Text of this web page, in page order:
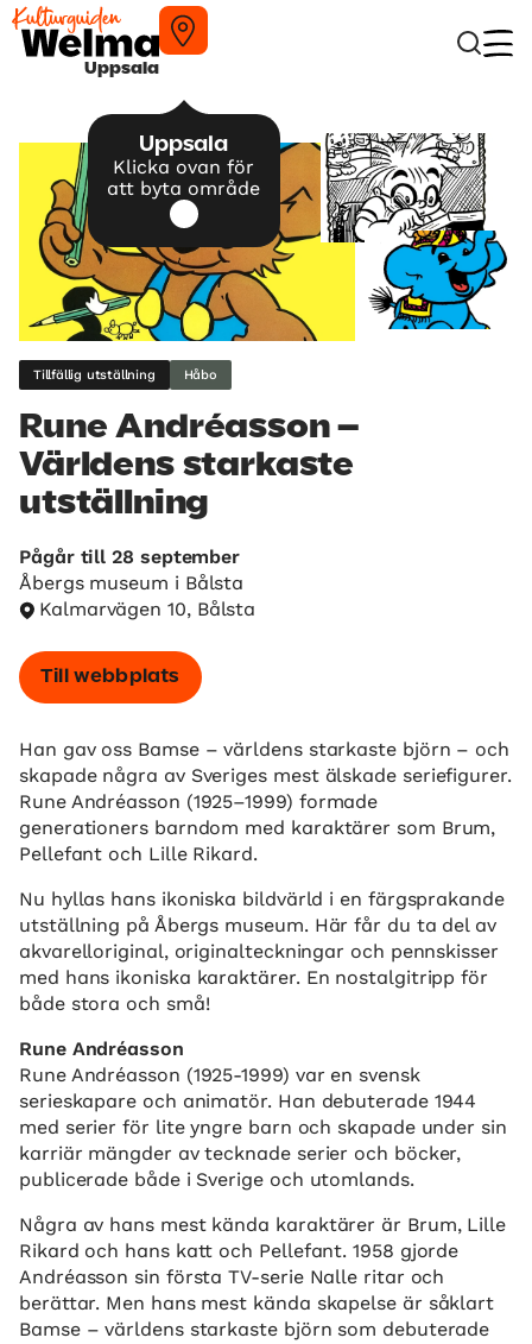
Uppsala
Uppsala
Klicka ovan för
att byta område
Tillfällig utställning Håbo
Rune Andréasson –
Världens starkaste
utställning
Pågår till 28 september
Åbergs museum i Bålsta
Kalmarvägen 10, Bålsta
Till webbplats
Han gav oss Bamse – världens starkaste björn – och
skapade några av Sveriges mest älskade seriefigurer.
Rune Andréasson (1925–1999) formade
generationers barndom med karaktärer som Brum,
Pellefant och Lille Rikard.
Nu hyllas hans ikoniska bildvärld i en färgsprakande
utställning på Åbergs museum. Här får du ta del av
akvarelloriginal, originalteckningar och pennskisser
med hans ikoniska karaktärer. En nostalgitripp för
både stora och små!
Rune Andréasson
Rune Andréasson (1925-1999) var en svensk
serieskapare och animatör. Han debuterade 1944
med serier för lite yngre barn och skapade under sin
karriär mängder av tecknade serier och böcker,
publicerade både i Sverige och utomlands.
Några av hans mest kända karaktärer är Brum, Lille
Rikard och hans katt och Pellefant. 1958 gjorde
Andréasson sin första TV-serie Nalle ritar och
berättar. Men hans mest kända skapelse är såklart
Bamse – världens starkaste björn som debuterade